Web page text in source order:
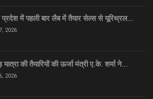
प्रदेश में पहली बार लैब में तैयार सेल्स से यूरिथ्रल…
2026
यात्रा की तैयारियों की ऊर्जा मंत्री ए.के. शर्मा ने…
2026